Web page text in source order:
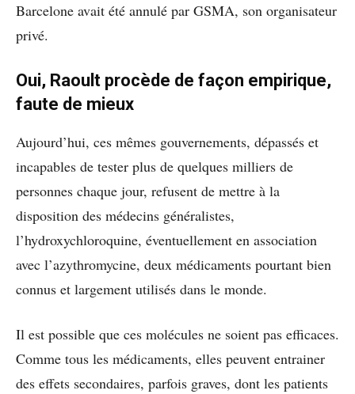
Barcelone avait été annulé par GSMA, son organisateur
privé.
Oui, Raoult procède de façon empirique,
faute de mieux
Aujourd’hui, ces mêmes gouvernements, dépassés et
incapables de tester plus de quelques milliers de
personnes chaque jour, refusent de mettre à la
disposition des médecins généralistes,
l’hydroxychloroquine, éventuellement en association
avec l’azythromycine, deux médicaments pourtant bien
connus et largement utilisés dans le monde.
Il est possible que ces molécules ne soient pas efficaces.
Comme tous les médicaments, elles peuvent entrainer
des effets secondaires, parfois graves, dont les patients